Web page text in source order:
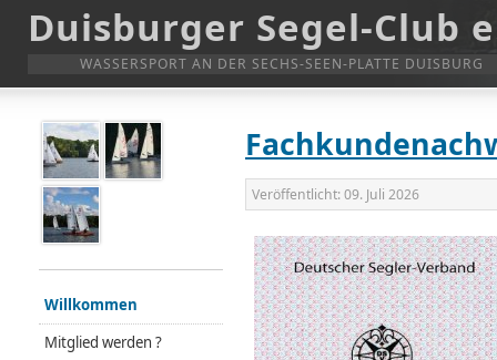
Duisburger Segel-Club
WASSERSPORT AN DER SECHS-SEEN-PLATTE DUISBURG
Veröffentlicht: 09. Juli 2026
Willkommen
Mitglied werden ?